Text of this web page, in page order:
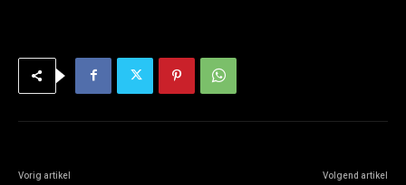
Vorig artikel Volgend artikel